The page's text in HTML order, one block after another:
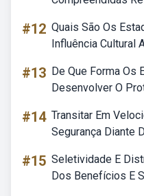
#12 Quais São Os
Influência Cultural
#13 De Que Forma Os
Desenvolver O
#14 Transitar Em
Segurança Diante
#15 Seletividade E
Dos Benefícios E